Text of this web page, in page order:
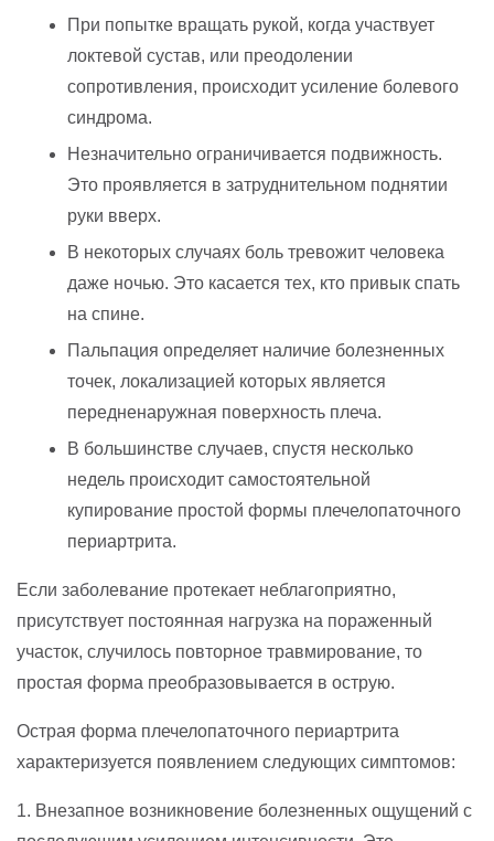
При попытке вращать рукой, когда участвует
локтевой сустав, или преодолении
сопротивления, происходит усиление болевого
синдрома.
Незначительно ограничивается подвижность.
Это проявляется в затруднительном поднятии
руки вверх.
В некоторых случаях боль тревожит человека
даже ночью. Это касается тех, кто привык спать
на спине.
Пальпация определяет наличие болезненных
точек, локализацией которых является
передненаружная поверхность плеча.
В большинстве случаев, спустя несколько
недель происходит самостоятельной
купирование простой формы плечелопаточного
периартрита.
Если заболевание протекает неблагоприятно,
присутствует постоянная нагрузка на пораженный
участок, случилось повторное травмирование, то
простая форма преобразовывается в острую.
Острая форма плечелопаточного периартрита
характеризуется появлением следующих симптомов:
1. Внезапное возникновение болезненных ощущений с